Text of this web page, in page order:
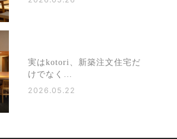
実はkotori、新築注文住宅だ
けでなく…
2026.05.22